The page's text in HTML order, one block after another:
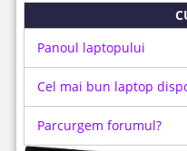
Panoul laptopului
Cel mai bun laptop
Parcurgem forumul?